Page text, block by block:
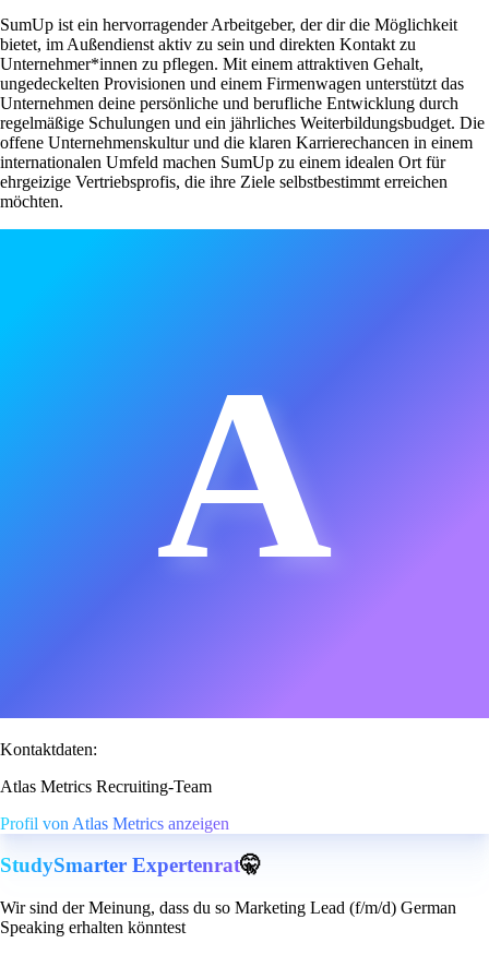
SumUp ist ein hervorragender Arbeitgeber, der dir die Möglichkeit
bietet, im Außendienst aktiv zu sein und direkten Kontakt zu
Unternehmer*innen zu pflegen. Mit einem attraktiven Gehalt,
ungedeckelten Provisionen und einem Firmenwagen unterstützt das
Unternehmen deine persönliche und berufliche Entwicklung durch
regelmäßige Schulungen und ein jährliches Weiterbildungsbudget. Die
offene Unternehmenskultur und die klaren Karrierechancen in einem
internationalen Umfeld machen SumUp zu einem idealen Ort für
ehrgeizige Vertriebsprofis, die ihre Ziele selbstbestimmt erreichen
möchten.
A
Kontaktdaten:
Atlas Metrics Recruiting-Team
Profil von Atlas Metrics anzeigen
StudySmarter Expertenrat🤫
Wir sind der Meinung, dass du so Marketing Lead (f/m/d) German
Speaking erhalten könntest